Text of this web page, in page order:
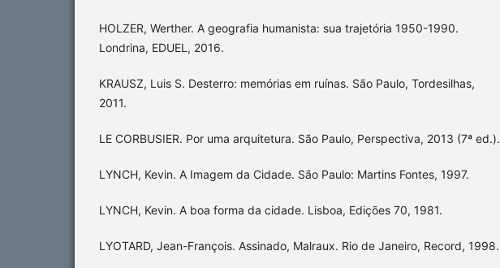
HOLZER, Werther. A geografia humanista: sua trajetória 1950-1990.
Londrina, EDUEL, 2016.
KRAUSZ, Luis S. Desterro: memórias em ruínas. São Paulo, Tordesilhas,
2011.
LE CORBUSIER. Por uma arquitetura. São Paulo, Perspectiva, 2013 (7ª ed.).
LYNCH, Kevin. A Imagem da Cidade. São Paulo: Martins Fontes, 1997.
LYNCH, Kevin. A boa forma da cidade. Lisboa, Edições 70, 1981.
LYOTARD, Jean-François. Assinado, Malraux. Rio de Janeiro, Record, 1998.